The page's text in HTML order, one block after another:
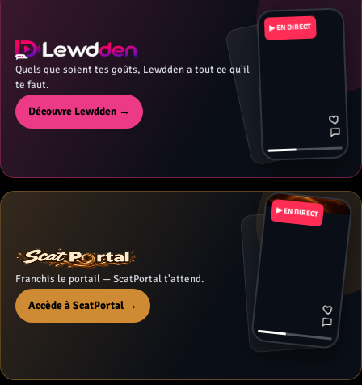
Quels que soient tes goûts, Lewdden a tout ce qu'il
te faut.
Découvre Lewdden →
▶ EN DIRECT
Franchis le portail — ScatPortal t'attend.
Accède à ScatPortal →
▶ EN DIRECT